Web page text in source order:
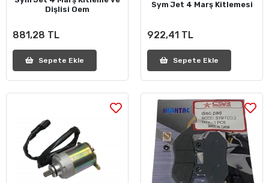
Dişlisi Oem
881,28 TL
Sepete Ekle
Sym Jet 4 Marş Kitlemesi
922,41 TL
Sepete Ekle